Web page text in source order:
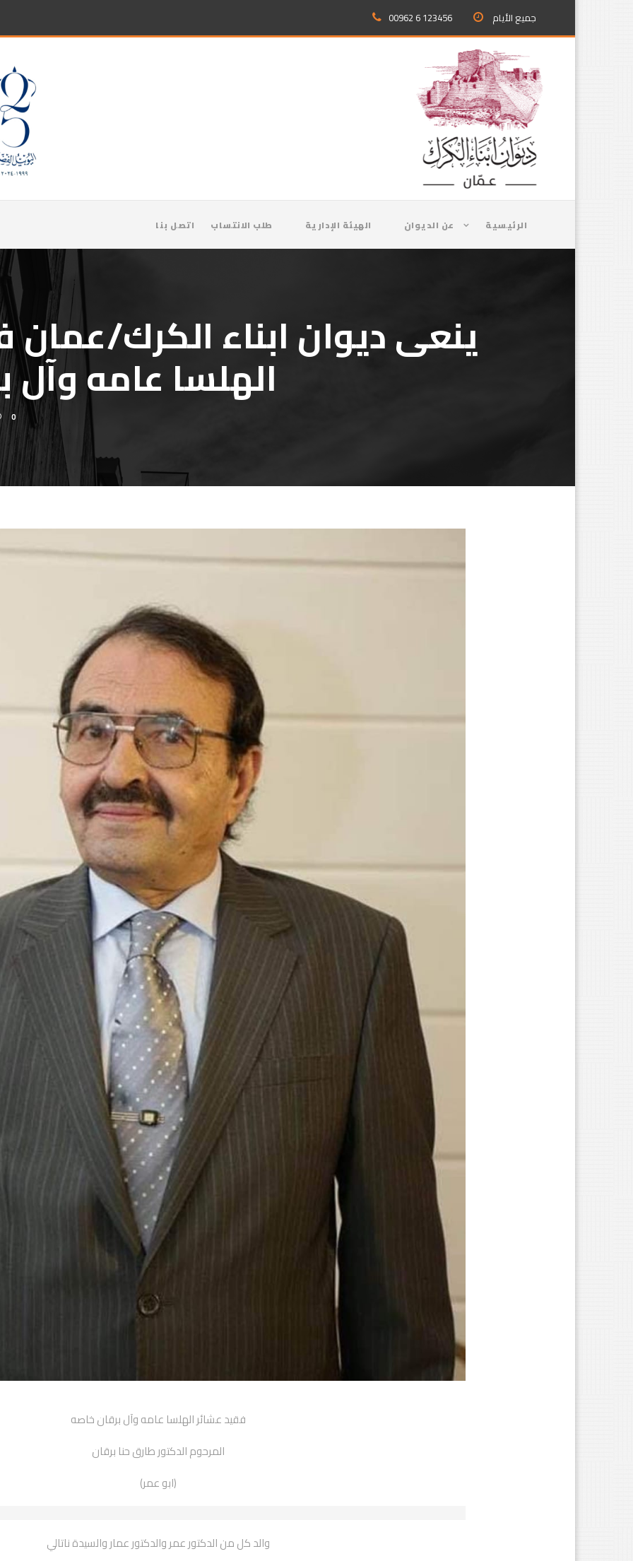
00962 6 123456 جميع الأيام
الرئيسية عن الديوان الهيئة الإدارية طلب الانتساب اتصل بنا
ينعى ديوان ابناء الكرك/عمان
الهلسا عامه وآل
0
فقيد عشائر الهلسا عامه وآل برقان خاصه
المرحوم الدكتور طارق حنا برقان
(ابو عمر)
والد كل من الدكتور عمر والدكتور عمار والسيدة ناتالي